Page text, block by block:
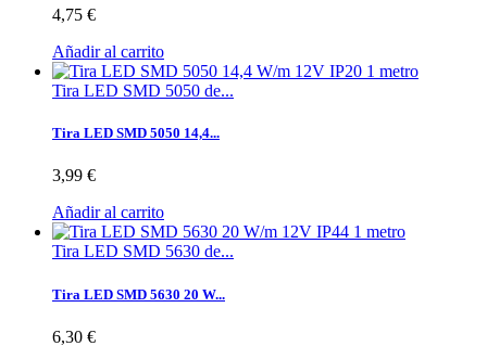
4,75 €
Añadir al carrito
Tira LED SMD 5050 de...
Tira LED SMD 5050 14,4...
3,99 €
Añadir al carrito
Tira LED SMD 5630 de...
Tira LED SMD 5630 20 W...
6,30 €